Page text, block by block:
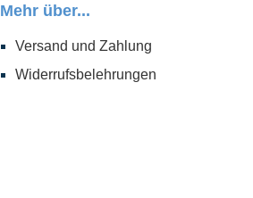
Mehr über...
Versand und Zahlung
Widerrufsbelehrungen